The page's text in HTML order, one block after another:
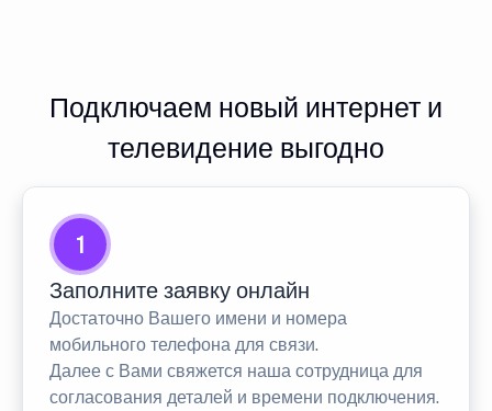
Подключаем новый интернет и
телевидение выгодно
1
Заполните заявку онлайн
Достаточно Вашего имени и номера
мобильного телефона для связи.
Далее с Вами свяжется наша сотрудница для
согласования деталей и времени подключения.